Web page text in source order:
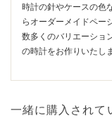
時計の針やケースの色
らオーダーメイドペー
数多くのバリエーショ
の時計をお作りいたし
一緒に購入されて